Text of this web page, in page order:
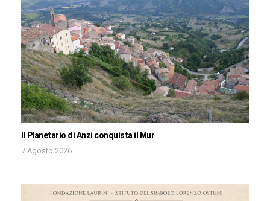
Il Planetario di Anzi conquista il Mur
7 Agosto 2026